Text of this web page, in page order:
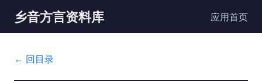
乡音方言资料库 应用首页
← 回目录